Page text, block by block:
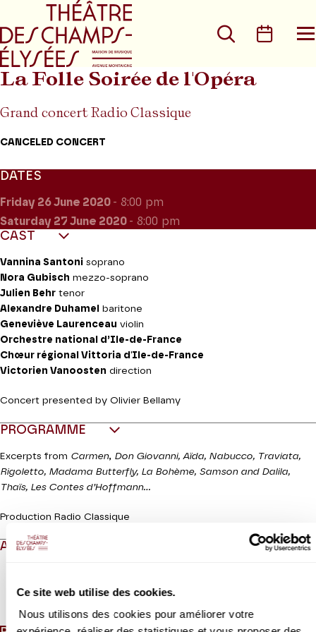
Ce site web utilise des cookies.
Nous utilisons des cookies pour améliorer votre
Go to main menu
Search
La Folle Soirée de l'Opéra
Grand concert Radio Classique
CANCELED CONCERT
DATES
Friday 26June 2020 - 8:00 pm
Saturday 27 June 2020 - 8:00 pm
CAST
Vannina Santoni soprano
Nora Gubisch mezzo-soprano
Julien Behr tenor
Alexandre Duhamel
baritone
Geneviève Laurenceau violin
Orchestre national d’Ile-de-France
Chœur régional Vittoria d'Ile-de-France
Victorien Vanoosten direction
Concert presented by Olivier Bellamy
PROGRAMME
Excerpts from Carmen, Don Giovanni, Aïda, Nabucco, Traviata,
Rigoletto, Madama Butterfly, La Bohème, Samson and Dalila,
Thaïs, Les Contes d’Hoffmann…
Production Radio Classique
ABOUT